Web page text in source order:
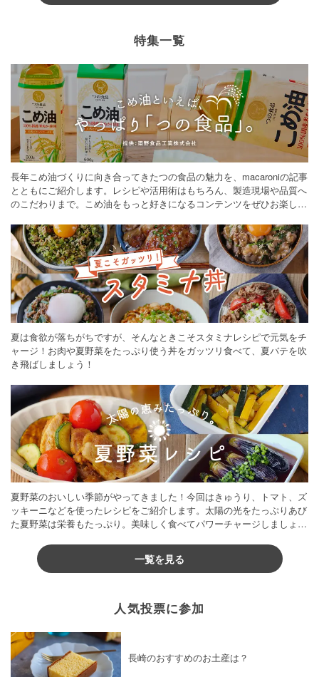
特集一覧
長年こめ油づくりに向き合ってきたつの食品の魅力を、macaroniの記事
とともにご紹介します。レシピや活用術はもちろん、製造現場や品質へ
のこだわりまで。こめ油をもっと好きになるコンテンツをぜひお楽しみ
夏は食欲が落ちがちですが、そんなときこそスタミナレシピで元気をチ
ャージ！お肉や夏野菜をたっぷり使う丼をガッツリ食べて、夏バテを吹
き飛ばしましょう！
夏野菜のおいしい季節がやってきました！今回はきゅうり、トマト、ズ
ッキーニなどを使ったレシピをご紹介します。太陽の光をたっぷりあび
た夏野菜は栄養もたっぷり。美味しく食べてパワーチャージしましょう
一覧を見る
人気投票に参加
長崎のおすすめのお土産は？